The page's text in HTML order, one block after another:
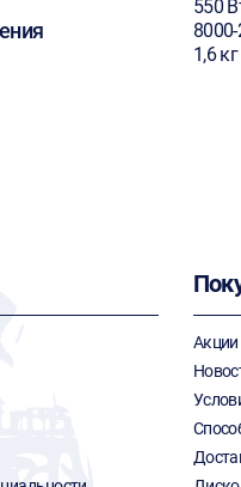
550
1,6 кг
Акции